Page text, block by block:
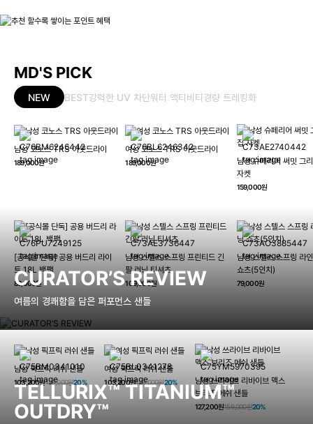
MD'S PICK
NEW BEST강력한 UV 차단워터 액티비티경량 트레킹화
남성 코노스 TRS 아웃드라이
189,000원
여성 코노스 TRS 아웃드라이
189,000원
남성 슈페리어 써밋 그
자켓
159,000원
[공식몰 단독] 공용 버드리 라이
트 18L 백팩
89,000원
남성 스텔스 스프링 프린티드 긴
팔 러닝 티셔츠
109,000원
남성 스텔스 스프링 라
쇼츠(5인치)
79,000원
CURATOR’S REVIEW
여름의 경쾌함을 담은 퍼포먼스 샌들
남성 픽프릭 러쉬 샌들
103,200원129,000원20%
여성 픽프릭 러쉬 샌들
103,200원129,000원20%
남성 쓰라이브 리바이브 맥스
브리즈 메쉬 샌들
127,200원159,000원20%
TELLURIX™ TITANIUM™
OUTDRY™